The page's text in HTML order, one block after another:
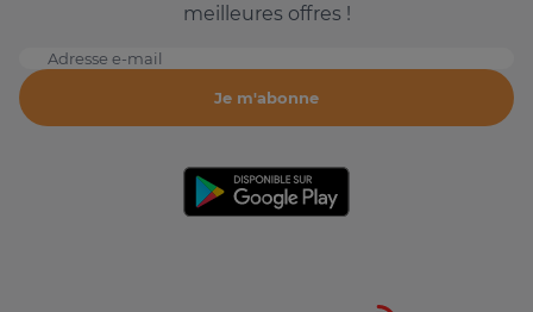
meilleures offres !
Adresse e-mail
Je m'abonne